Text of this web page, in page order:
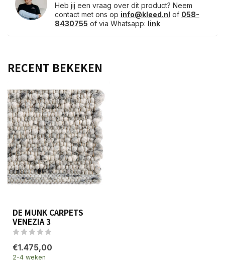
Heb jij een vraag over dit product? Neem
contact met ons op info@kleed.nl of 058-
8430755 of via Whatsapp: link
RECENT BEKEKEN
DE MUNK CARPETS
VENEZIA 3
€1.475,00
2-4 weken